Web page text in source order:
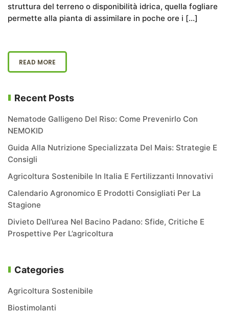
struttura del terreno o disponibilità idrica, quella fogliare
permette alla pianta di assimilare in poche ore i […]
READ MORE
Recent Posts
Nematode Galligeno Del Riso: Come Prevenirlo Con
NEMOKID
Guida Alla Nutrizione Specializzata Del Mais: Strategie E
Consigli
Agricoltura Sostenibile In Italia E Fertilizzanti Innovativi
Calendario Agronomico E Prodotti Consigliati Per La
Stagione
Divieto Dell’urea Nel Bacino Padano: Sfide, Critiche E
Prospettive Per L’agricoltura
Categories
Agricoltura Sostenibile
Biostimolanti